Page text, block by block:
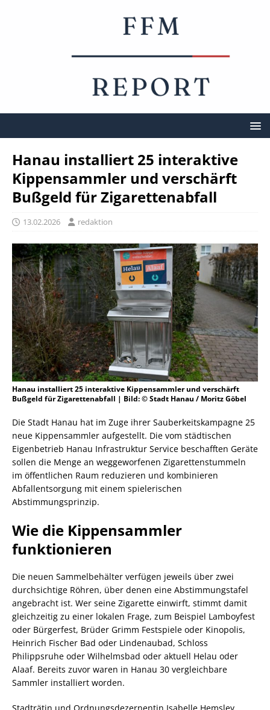
Hanau installiert 25 interaktive
Kippensammler und verschärft
Bußgeld für Zigarettenabfall
13.02.2026 redaktion
Hanau installiert 25 interaktive Kippensammler und verschärft
Bußgeld für Zigarettenabfall | Bild: © Stadt Hanau / Moritz Göbel
Die Stadt Hanau hat im Zuge ihrer Sauberkeitskampagne 25
neue Kippensammler aufgestellt. Die vom städtischen
Eigenbetrieb Hanau Infrastruktur Service beschafften Geräte
sollen die Menge an weggeworfenen Zigarettenstummeln
im öffentlichen Raum reduzieren und kombinieren
Abfallentsorgung mit einem spielerischen
Abstimmungsprinzip.
Wie die Kippensammler
funktionieren
Die neuen Sammelbehälter verfügen jeweils über zwei
durchsichtige Röhren, über denen eine Abstimmungstafel
angebracht ist. Wer seine Zigarette einwirft, stimmt damit
gleichzeitig zu einer lokalen Frage, zum Beispiel Lamboyfest
oder Bürgerfest, Brüder Grimm Festspiele oder Kinopolis,
Heinrich Fischer Bad oder Lindenaubad, Schloss
Philippsruhe oder Wilhelmsbad oder aktuell Helau oder
Alaaf. Bereits zuvor waren in Hanau 30 vergleichbare
Sammler installiert worden.